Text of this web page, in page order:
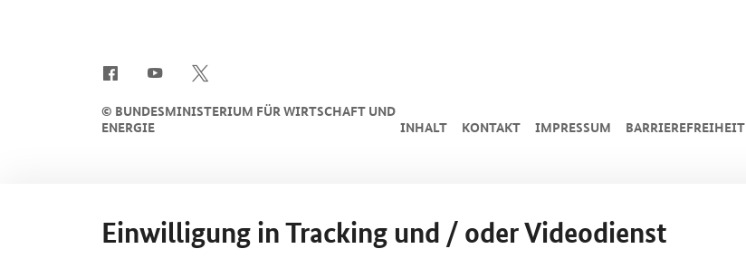
© BUNDESMINISTERIUM FÜR WIRTSCHAFT UND
ENERGIE
INHALT KONTAKT IMPRESSUM BARRIEREFREIHEIT
Einwilligung in Tracking und / oder Videodienst